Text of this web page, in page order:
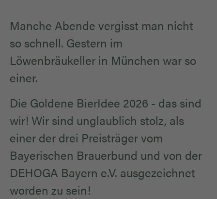
Manche Abende vergisst man nicht
so schnell. Gestern im
Löwenbräukeller in München war so
einer.
Die Goldene BierIdee 2026 - das sind
wir! Wir sind unglaublich stolz, als
einer der drei Preisträger vom
Bayerischen Brauerbund und von der
DEHOGA Bayern e.V. ausgezeichnet
worden zu sein!